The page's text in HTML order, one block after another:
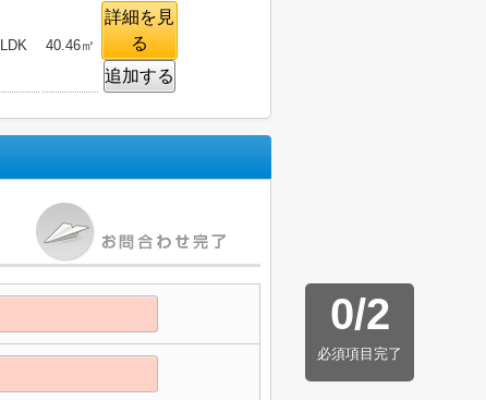
40.46㎡
詳細を見
る
追加する
0/2
必須項目完了